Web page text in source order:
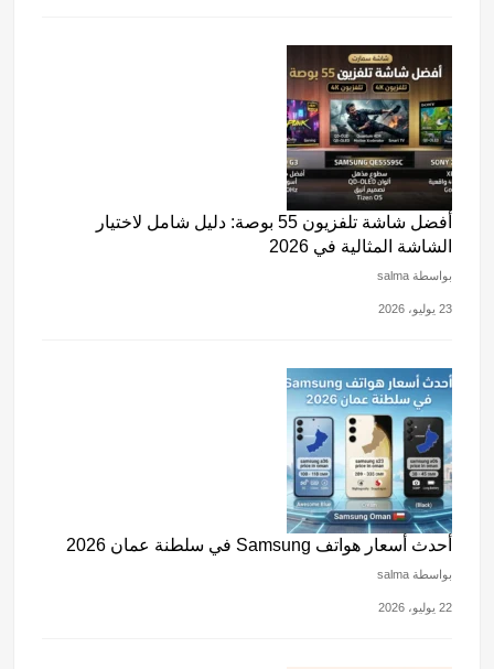
أفضل شاشة تلفزيون 55 بوصة: دليل شامل لاختيار
الشاشة المثالية في 2026
بواسطة salma
23 يوليو، 2026
أحدث أسعار هواتف Samsung في سلطنة عمان 2026
بواسطة salma
22 يوليو، 2026